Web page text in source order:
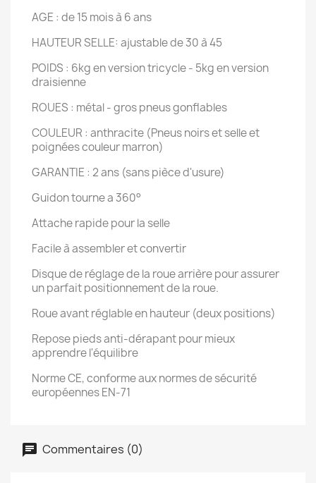
AGE : de 15 mois à 6 ans
HAUTEUR SELLE: ajustable de 30 à 45
POIDS : 6kg en version tricycle - 5kg en version
draisienne
ROUES : métal - gros pneus gonflables
COULEUR : anthracite (Pneus noirs et selle et
poignées couleur marron)
GARANTIE : 2 ans (sans pièce d'usure)
Guidon tourne a 360°
Attache rapide pour la selle
Facile à assembler et convertir
Disque de réglage de la roue arrière pour assurer
un parfait positionnement de la roue.
Roue avant réglable en hauteur (deux positions)
Repose pieds anti-dérapant pour mieux
apprendre l'équilibre
Norme CE, conforme aux normes de sécurité
européennes EN-71
Commentaires (0)